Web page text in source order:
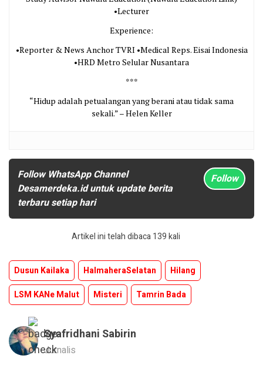
•Lecturer
Experience:
•Reporter & News Anchor TVRI •Medical Reps. Eisai Indonesia
•HRD Metro Selular Nusantara
***
“Hidup adalah petualangan yang berani atau tidak sama
sekali.” – Helen Keller
Follow WhatsApp Channel
Desamerdeka.id untuk update berita
terbaru setiap hari
Follow
Artikel ini telah dibaca 139 kali
Dusun Kailaka HalmaheraSelatan
Hilang
LSM KANe Malut
Misteri Tamrin Bada
Syafridhani Sabirin
Jurnalis